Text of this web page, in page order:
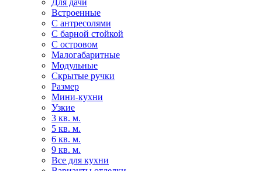
Для дачи
Встроенные
С антресолями
С барной стойкой
С островом
Малогабаритные
Модульные
Скрытые ручки
Размер
Мини-кухни
Узкие
3 кв. м.
5 кв. м.
6 кв. м.
9 кв. м.
Все для кухни